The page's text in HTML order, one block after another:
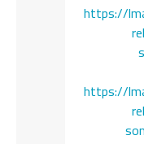
https://
https://